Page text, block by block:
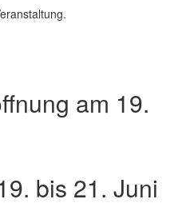
am 19.
bis 21. Juni